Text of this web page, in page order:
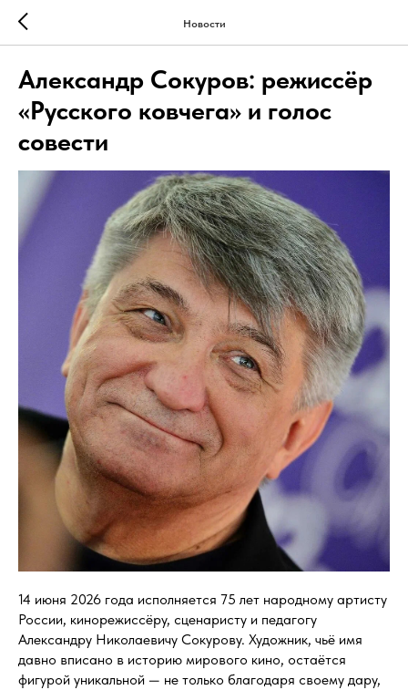
Новости
Александр Сокуров: режиссёр
«Русского ковчега» и голос
совести
14 июня 2026 года исполняется 75 лет народному артисту
России, кинорежиссёру, сценаристу и педагогу
Александру Николаевичу Сокурову. Художник, чьё имя
давно вписано в историю мирового кино, остаётся
фигурой уникальной — не только благодаря своему дару,